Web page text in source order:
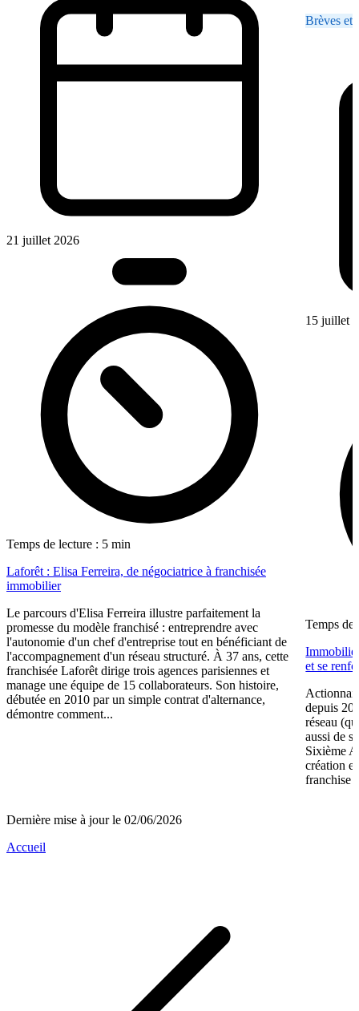
21 juillet 2026
Temps de lecture : 5 min
Laforêt : Elisa Ferreira, de négociatrice à franchisée
immobilier
Le parcours d'Elisa Ferreira illustre parfaitement la
promesse du modèle franchisé : entreprendre avec
l'autonomie d'un chef d'entreprise tout en bénéficiant de
l'accompagnement d'un réseau structuré. À 37 ans, cette
franchisée Laforêt dirige trois agences parisiennes et
manage une équipe de 15 collaborateurs. Son histoire,
débutée en 2010 par un simple contrat d'alternance,
démontre comment...
Brèves et
15 juillet
Temps de
et se
depuis
réseau
aussi de
Sixième
création
franchise
Dernière mise à jour le 02/06/2026
Accueil